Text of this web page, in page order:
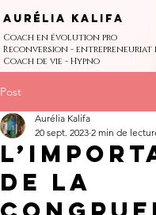
Aurélia Kalifa
Coach en évolution pro
Reconversion - entrepreneuriat
Coach de vie - Hypno
Post
de la
Aurélia Kalifa
20 sept. 2023 2 min de